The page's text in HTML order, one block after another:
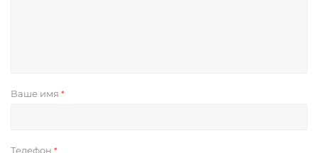
Ваше имя *
Телефон *